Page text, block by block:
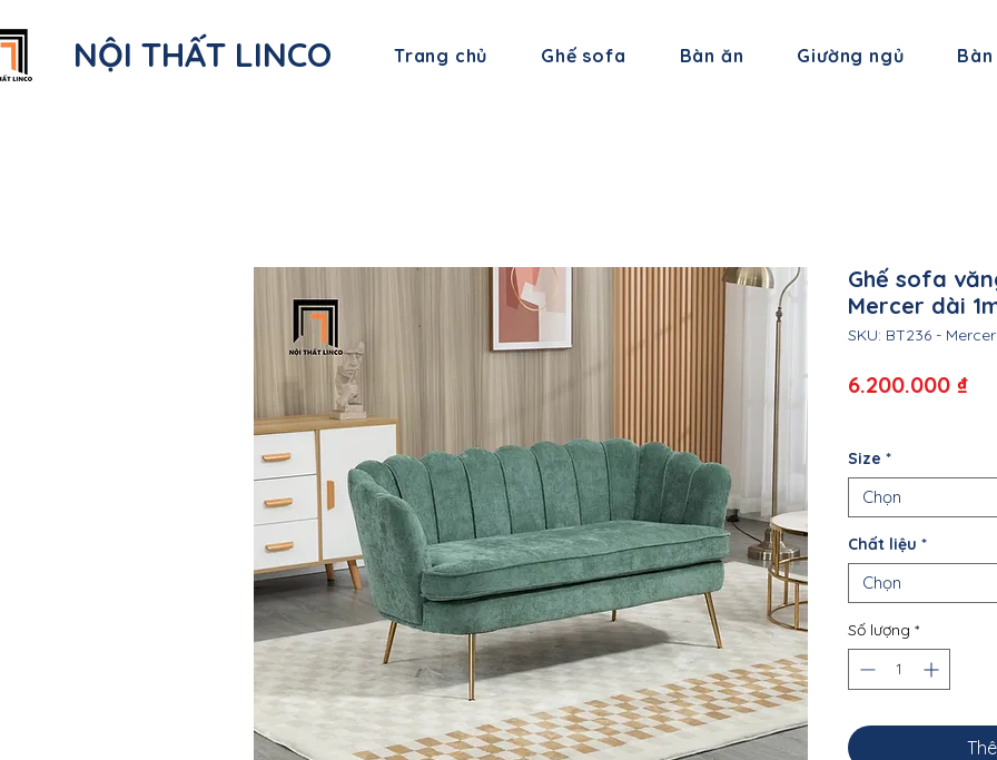
NỘI THẤT LINCO Trang chủ Ghế sofa Bàn ăn Giường ngủ
Ghế sofa
Mercer dài
SKU: BT236 - Mercer
6.200.000 ₫Giá
Size *
Chọn
Chất liệu *
Chọn
Số lượng *